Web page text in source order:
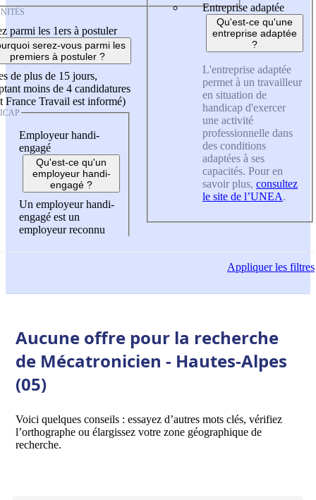
parmi les 1ers à postuler
serez-vous parmi les
premiers à postuler ?
de plus de 15 jours,
moins de 4 candidatures
France Travail est informé)
Employeur handi-
engagé
Qu'est-ce qu'un
employeur handi-
engagé ?
Un employeur handi-
engagé est un
employeur reconnu
Entreprise adaptée
Qu'est-ce qu'une
entreprise adaptée
?
L'entreprise adaptée
permet à un travailleur
en situation de
handicap d'exercer
une activité
professionnelle dans
des conditions
adaptées à ses
capacités. Pour en
savoir plus, consultez
le site de l’UNEA.
Appliquerles filtres
Aucune offre pour la recherche
de Mécatronicien - Hautes-Alpes
(05)
Voici quelques conseils : essayez d’autres mots clés, vérifiez
l’orthographe ou élargissez votre zone géographique de
recherche.